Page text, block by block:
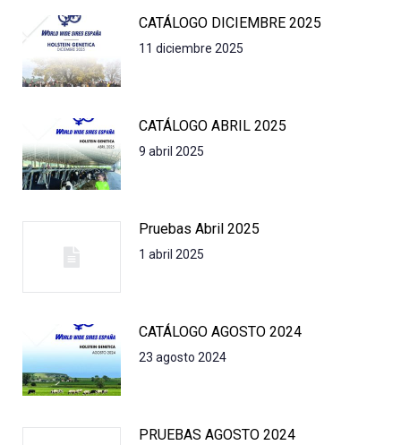
CATÁLOGO DICIEMBRE 2025
11 diciembre 2025
CATÁLOGO ABRIL 2025
9 abril 2025
Pruebas Abril 2025
1 abril 2025
CATÁLOGO AGOSTO 2024
23 agosto 2024
PRUEBAS AGOSTO 2024